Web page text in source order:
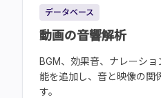
データベース
動画の音響解析
BGM、効果音、ナレーシ
能を追加し、音と映像の関
す。